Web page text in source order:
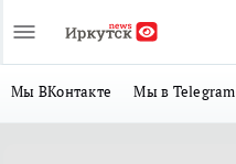
Мы ВКонтакте Мы в Telegram